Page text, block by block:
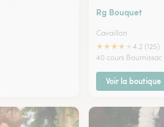
Rg Bouquet
Cavaillon
★★★★
4.2 (125)
40 cours Bournissac
Voir la boutique